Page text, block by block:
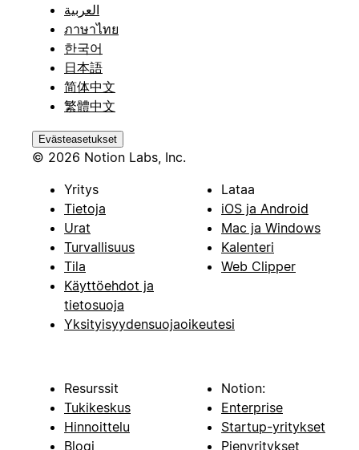
العربية
ภาษาไทย
한국어
日本語
简体中文
繁體中文
Evästeasetukset
© 2026 Notion Labs, Inc.
Yritys
Tietoja
Urat
Turvallisuus
Tila
Käyttöehdot ja
tietosuoja
Yksityisyydensuojaoikeutesi
Lataa
iOS ja Android
Mac ja Windows
Kalenteri
Web Clipper
Resurssit
Tukikeskus
Hinnoittelu
Blogi
Notion:
Enterprise
Startup-yritykset
Pienyritykset